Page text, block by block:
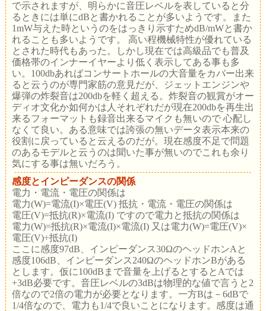
で示されますが、明らかに音圧レベルを表していると分
るときには単にdBと書かれることが多いようです。また
1mW与えた時というのをはっきり示すためdB/mWと書か
れることも多いようです。 高い程機械特性が優れている
とされた時代もあった。しかし現在では高級品でも普及
価格帯のインナーイヤーより低く表示してある事も多
い。100dbあればコンサートホールの大音量をカバー出来
ると云うのが専門家筋の意見だが、ジェットエンジンや
爆弾の炸裂音は200dbを軽く超える。炸裂音の観賞がオー
ディオ文化か如何かは人それぞれだが現在200dbを再生出
来るフォーマットも録音出来るマイクも無いので 心配し
なくて良い。ある意味では誇張の無いデータ表示本来の
役割に戻っていると云えるのだが。現在感度不足で問題
のあるモデルと云うのは聞いた事が無いのでこれも余り
気にする事は無いだろう。
感度とインピーダンスの関係
電力・電流・電圧の関係は
電力(W)=電流(I)×電圧(V) 抵抗・電流・電圧の関係は
電圧(V)=抵抗(R)×電流(I) ですので電力と抵抗の関係は
電力(W)=抵抗(R)×電流(I)×電流(I) 又は電力(W)=電圧(V)×
電圧(V)÷抵抗(I)
ここに感度97dB、インピーダンス30ΩのヘッドホンAと
感度106dB、インピーダンス240ΩのヘッドホンBがある
とします。仮に100dBまで音量を上げるとするとAでは
+3dB必要です。音圧レベルの3dBは物理的な値で言うと2
倍なので2倍の電力が必要となります。一方Bは－6dBで
1/4倍なので、電力も1/4で良いことになります。感度は通